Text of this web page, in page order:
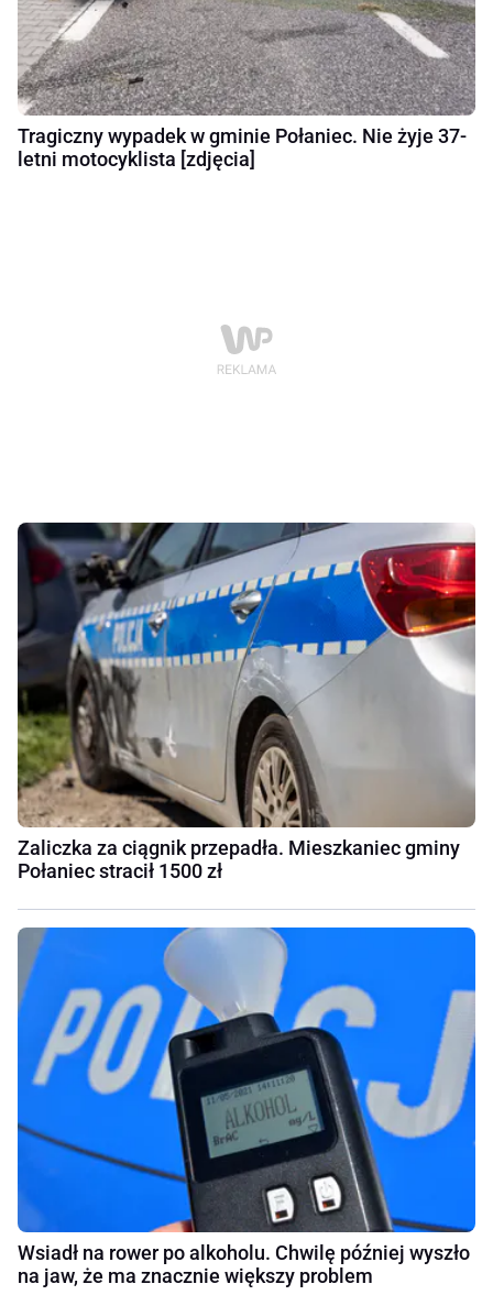
Tragiczny wypadek w gminie Połaniec. Nie żyje 37-
letni motocyklista [zdjęcia]
Zaliczka za ciągnik przepadła. Mieszkaniec gminy
Połaniec stracił 1500 zł
Wsiadł na rower po alkoholu. Chwilę później wyszło
na jaw, że ma znacznie większy problem